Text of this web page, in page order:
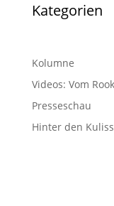
Kategorien
Kolumne
Videos: Vom
Presseschau
Hinter den